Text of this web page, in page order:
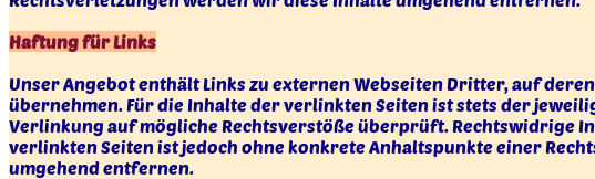
Haftung für Links
Unser Angebot enthält Links zu externen Webseiten Dritter, auf
übernehmen. Für die Inhalte der verlinkten Seiten ist stets der
Verlinkung auf mögliche Rechtsverstöße überprüft. Rechtswidrige
verlinkten Seiten ist jedoch ohne konkrete Anhaltspunkte einer
umgehend entfernen.